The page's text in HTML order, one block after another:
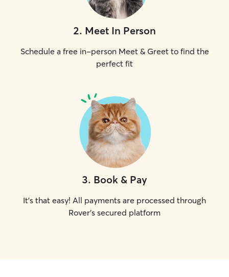
2. Meet In Person
Schedule a free in-person Meet & Greet to find the
perfect fit
3. Book & Pay
It's that easy! All payments are processed through
Rover's secured platform